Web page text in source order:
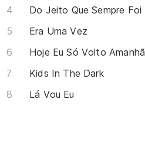
Do Jeito Que Sempre Foi
Era Uma Vez
Hoje Eu Só Volto Amanhã
Kids In The Dark
Lá Vou Eu